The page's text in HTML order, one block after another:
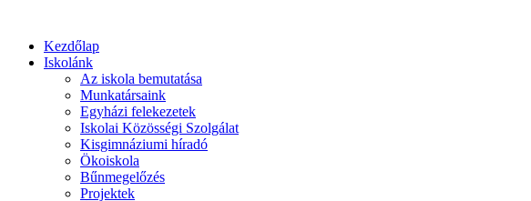
Kezdőlap
Iskolánk
Az iskola bemutatása
Munkatársaink
Egyházi felekezetek
Iskolai Közösségi Szolgálat
Kisgimnáziumi híradó
Ökoiskola
Bűnmegelőzés
Projektek